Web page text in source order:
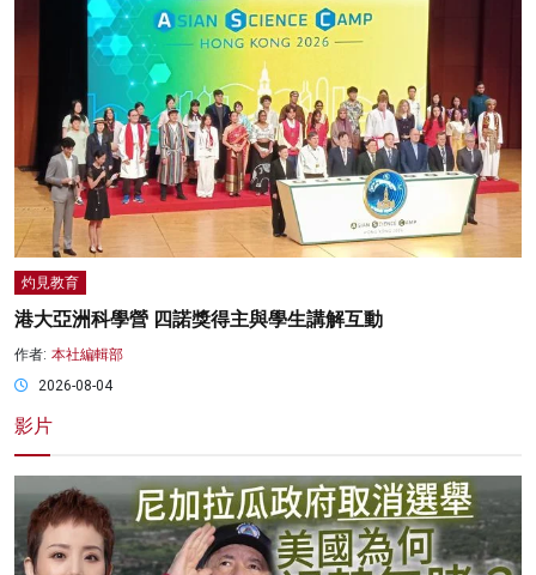
灼見教育
港大亞洲科學營 四諾獎得主與學生講解互動
作者: 本社編輯部
2026-08-04
影片